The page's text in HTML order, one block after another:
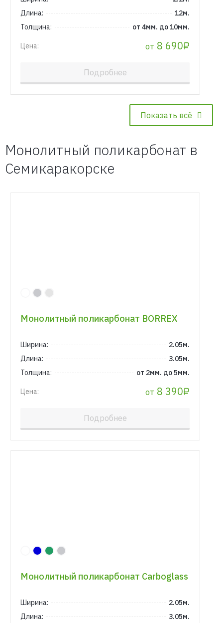
Длина:
12м.
Толщина:
от 4мм. до 10мм.
Цена: от 8 690₽
Подробнее
Показать всё
Монолитный поликарбонат в
Семикаракорске
Монолитный поликарбонат BORREX
Ширина:
2.05м.
Длина:
3.05м.
Толщина:
от 2мм. до 5мм.
Цена: от 8 390₽
Подробнее
Монолитный поликарбонат Carboglass
Ширина:
2.05м.
Длина:
3.05м.